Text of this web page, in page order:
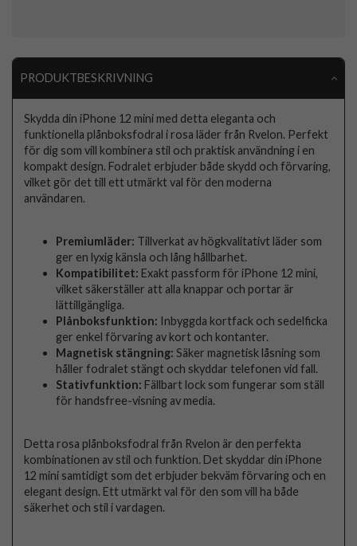
PRODUKTBESKRIVNING
Skydda din iPhone 12 mini med detta eleganta och
funktionella plånboksfodral i rosa läder från Rvelon. Perfekt
för dig som vill kombinera stil och praktisk användning i en
kompakt design. Fodralet erbjuder både skydd och förvaring,
vilket gör det till ett utmärkt val för den moderna
användaren.
Premiumläder: Tillverkat av högkvalitativt läder som
ger en lyxig känsla och lång hållbarhet.
Kompatibilitet: Exakt passform för iPhone 12 mini,
vilket säkerställer att alla knappar och portar är
lättillgängliga.
Plånboksfunktion: Inbyggda kortfack och sedelficka
ger enkel förvaring av kort och kontanter.
Magnetisk stängning: Säker magnetisk låsning som
håller fodralet stängt och skyddar telefonen vid fall.
Stativfunktion: Fällbart lock som fungerar som ställ
för handsfree-visning av media.
Detta rosa plånboksfodral från Rvelon är den perfekta
kombinationen av stil och funktion. Det skyddar din iPhone
12 mini samtidigt som det erbjuder bekväm förvaring och en
elegant design. Ett utmärkt val för den som vill ha både
säkerhet och stil i vardagen.